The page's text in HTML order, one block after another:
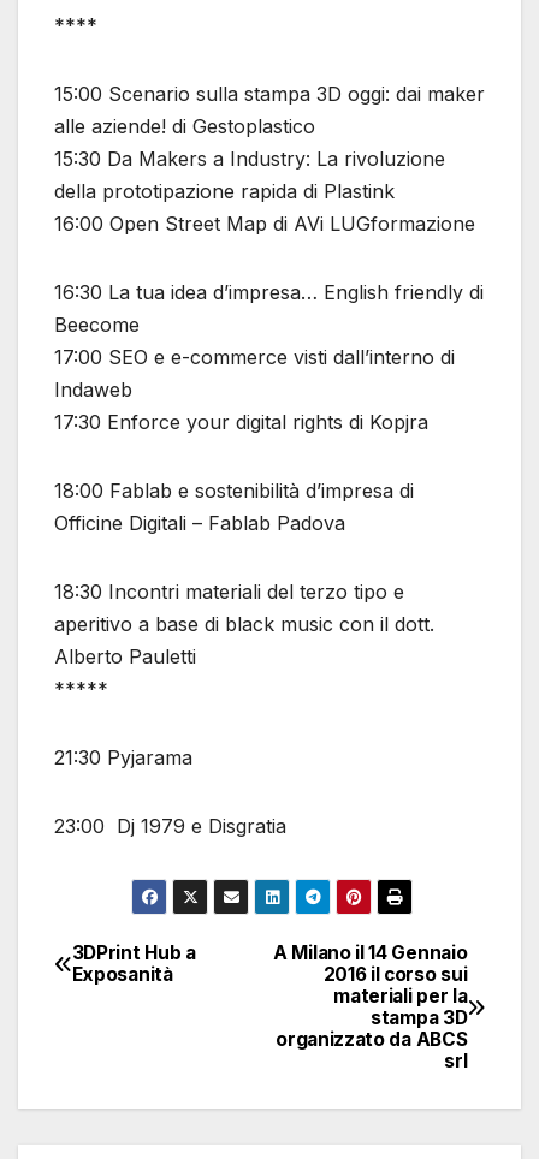
****
15:00 Scenario sulla stampa 3D oggi: dai maker
alle aziende! di Gestoplastico
15:30 Da Makers a Industry: La rivoluzione
della prototipazione rapida di Plastink
16:00 Open Street Map di AVi LUGformazione
16:30 La tua idea d’impresa… English friendly di
Beecome
17:00 SEO e e-commerce visti dall’interno di
Indaweb
17:30 Enforce your digital rights di Kopjra
18:00 Fablab e sostenibilità d’impresa di
Officine Digitali – Fablab Padova
18:30 Incontri materiali del terzo tipo e
aperitivo a base di black music con il dott.
Alberto Pauletti
*****
21:30 Pyjarama
23:00 Dj 1979 e Disgratia
NavigazioneA Milano il 14 Gennaio
2016 il corso sui
materiali per la
stampa 3D
organizzato da ABCS
srl
3DPrint Hub a
Exposanità